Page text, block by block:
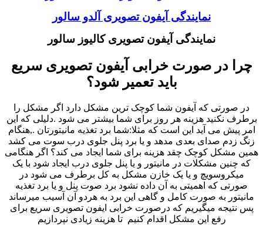
نمایندگی آیفون تصویری آلدو سالور
نمایندگی آیفون تصویری کالیوز سالور
چرا در صورت خرابی آیفون تصویری سریع
باید تعمیر شود؟
در صورتی که آیفون شما کوچک ترین مشکل دارد اگر مشکل را
برطرف نکنید هزینه هر روز برای شما بیشتر می شود .دلیلی که این
امر پیش می آید این است که مثلا:شما برد تغذیه مانیتورتان .,هنگام
زنگ زدم صدای بعدی مدهد و یا برد پنل جلوی درب سوت می کشد
همین مشکل کوچک چقد هزینه برای شما ایجاد می کند؟ اگر هنگامی
که چنین مشکلات در مانیتور و یا پنل جلوی درب ایجاد شود با یک
میکروسویچ و یا یک خازن مشکل به کل برطرف می شود در
صورتی که اهمیتی به آن داده نشود برد صوت پنل و یا برد تغذیه
مانیتور به صورت کامل و گاهی این برد به هردو آن آسیب میرساند
پس نتیجه میگیریم که درصورت خرابی ایفون تصویری سریع برای
رفع این مشکل اقدام کنیم تا هزینه زیادی نپردازیم